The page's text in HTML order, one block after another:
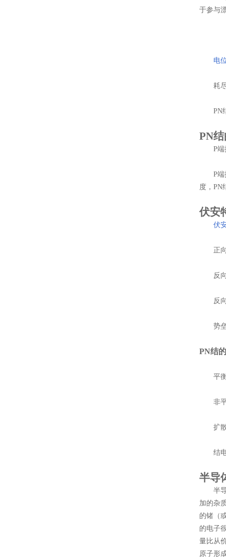
于参与
电
耗尽
PN结
PN
P端接
P端接
度，PN
伏安
伏
正向
反向
反向
势垒
PN结的
平衡
非平
扩散
结电
半导
半导
加的杂
的锗（
的电子
量比从
原子形